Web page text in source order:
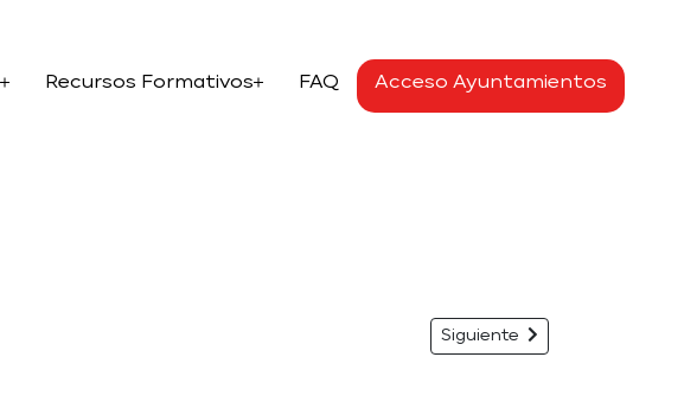
Recursos Formativos FAQ Acceso Ayuntamientos
Siguiente